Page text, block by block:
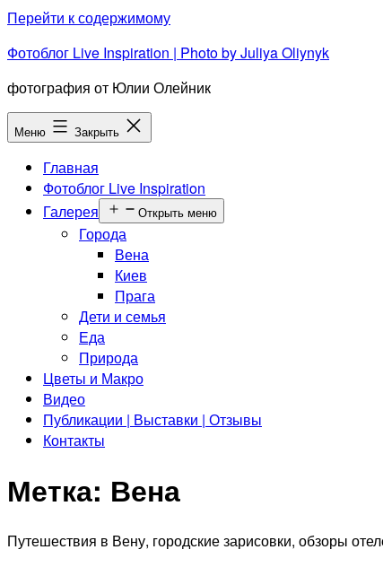
Перейти к содержимому
Фотоблог Live Inspiration | Photo by Juliya Oliynyk
фотография от Юлии Олейник
Меню Закрыть
Главная
Фотоблог Live Inspiration
Галерея
Открыть меню
Города
Вена
Киев
Прага
Дети и семья
Еда
Природа
Цветы и Макро
Видео
Публикации | Выставки | Отзывы
Контакты
Метка: Вена
Путешествия в Вену, городские зарисовки, обзоры